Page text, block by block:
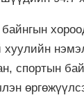
хуулийн
спортын